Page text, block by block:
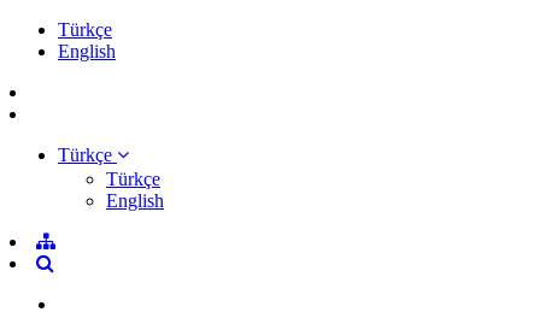
Türkçe
English
Türkçe
Türkçe
English